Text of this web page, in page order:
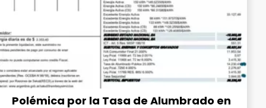
Polémica por la Tasa de Alumbrado en